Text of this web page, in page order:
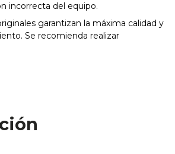
incorrecta del equipo.
garantizan la máxima calidad y
Se recomienda realizar